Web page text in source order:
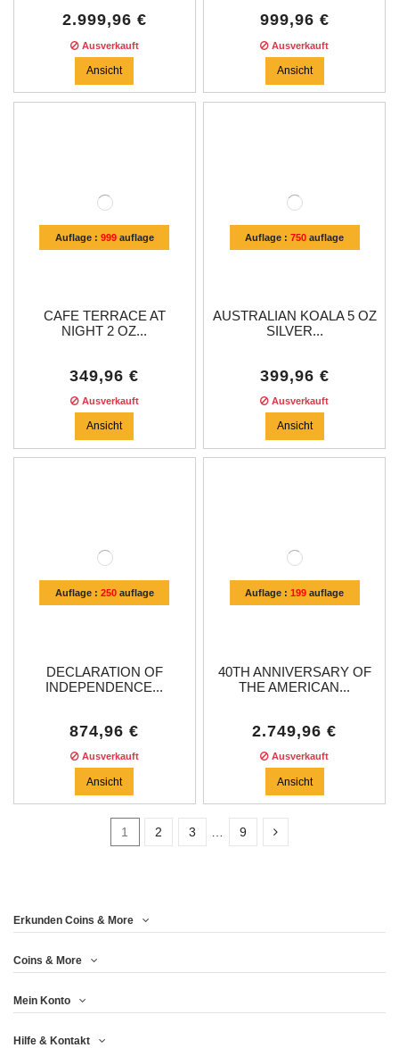
2.999,96 €
Ausverkauft
Ansicht
999,96 €
Ausverkauft
Ansicht
Auflage : 999auflage
CAFE TERRACE AT
NIGHT 2 OZ...
349,96 €
Ausverkauft
Ansicht
Auflage :750 auflage
AUSTRALIAN KOALA 5 OZ
SILVER...
399,96 €
Ausverkauft
Ansicht
Auflage : 250auflage
DECLARATION OF
INDEPENDENCE...
874,96 €
Ausverkauft
Ansicht
Auflage :199 auflage
40TH ANNIVERSARY OF
THE AMERICAN...
2.749,96 €
Ausverkauft
Ansicht
1 2 3 9
In stock 4
Price
Jahr
Erkunden Coins & More
Coins & More
Mein Konto
Hilfe & Kontakt